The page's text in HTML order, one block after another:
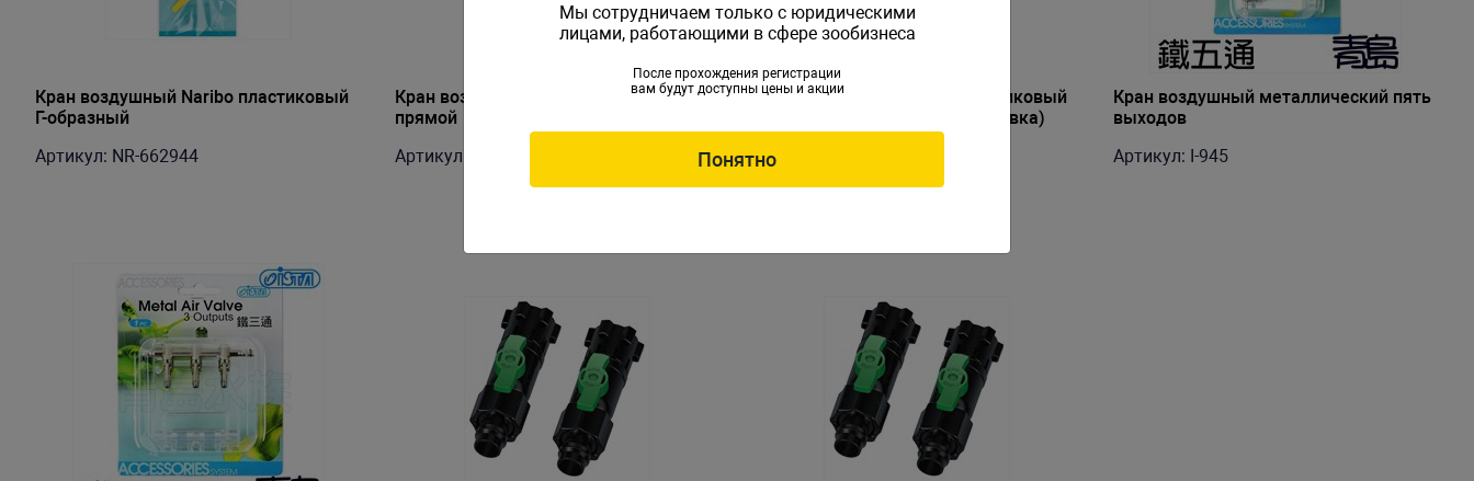
Кран воздушный Naribo пластиковый
Г-образный
Артикул: NR-662944
Кран воздушный Naribo пластиковый
прямой
Артикул: NR-662920
Кран воздушный Naribo пластиковый
прямой 100 шт (оптовая упаковка)
Артикул: NR-662906
Кран воздушный металлический пять
выходов
Артикул: I-945
Мы сотрудничаем только с юридическими
лицами, работающими в сфере зообизнеса
После прохождения регистрации
вам будут доступны цены и акции
Понятно